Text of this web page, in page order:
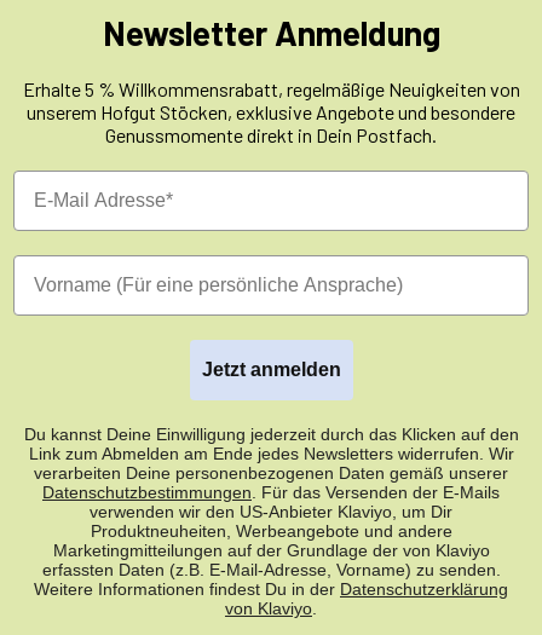
Newsletter Anmeldung
Erhalte 5 % Willkommensrabatt, regelmäßige Neuigkeiten von
unserem Hofgut Stöcken, exklusive Angebote und besondere
Genussmomente direkt in Dein Postfach.
Jetzt anmelden
Du kannst Deine Einwilligung jederzeit durch das Klicken auf den
Link zum Abmelden am Ende jedes Newsletters widerrufen. Wir
verarbeiten Deine personenbezogenen Daten gemäß unserer
Datenschutzbestimmungen. Für das Versenden der E-Mails
verwenden wir den US-Anbieter Klaviyo, um Dir
Produktneuheiten, Werbeangebote und andere
Marketingmitteilungen auf der Grundlage der von Klaviyo
erfassten Daten (z.B. E-Mail-Adresse, Vorname) zu senden.
Weitere Informationen findest Du in der Datenschutzerklärung
von Klaviyo.